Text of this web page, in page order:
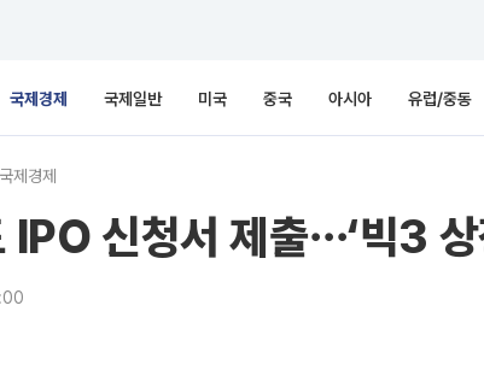
국제경제 국제일반 미국 중국 아시아 유럽/중동
국제경제
신청서 제출⋯‘빅3 상